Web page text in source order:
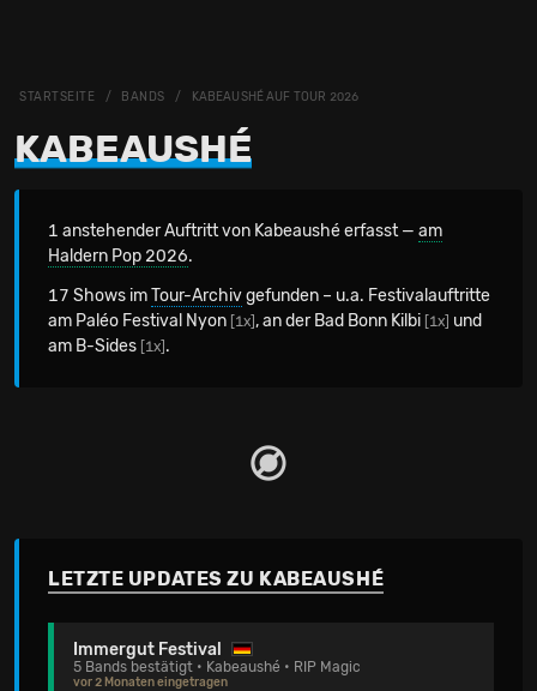
STARTSEITE BANDS KABEAUSHÉ AUF TOUR 2026
KABEAUSHÉ
1 anstehender Auftritt von Kabeaushé erfasst — am
Haldern Pop 2026.
17 Shows imTour-Archivgefunden – u.a. Festivalauftritte
am Paléo Festival Nyon [1x] , an der Bad Bonn Kilbi [1x] und
am B-Sides [1x] .
LETZTE UPDATES ZU KABEAUSHÉ
Immergut Festival
5 Bands bestätigt • Kabeaushé • RIP Magic
vor 2 Monaten eingetragen